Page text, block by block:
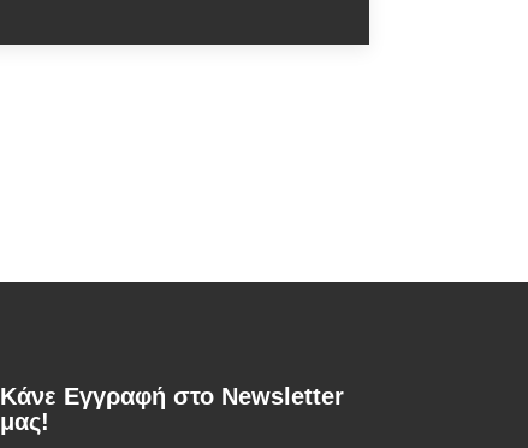
Κάνε Εγγραφή στο Newsletter
μας!